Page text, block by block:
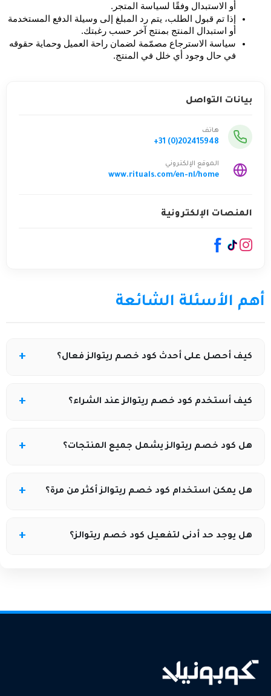
أو الاستبدال وفقًا لسياسة المتجر.
أو استبدال المنتج بمنتج آخر حسب رغبتك.
في حال وجود أي خلل في المنتج.
بيانات التواصل
هاتف
+31 (0)202415948
الموقع الإلكتروني
www.rituals.com/en-nl/home
المنصات الإلكترونية
أهم الأسئلة الشائعة
كيف أحصل على أحدث كود خصم ريتوالز فعال؟
يمكنك متابعة مواقع الكوبونات الموثوقة وصفحات
كيف أستخدم كود خصم ريتوالز عند الشراء؟
أضيفي المنتجات إلى السلة، ثم أدخلي كود الخصم في خانة
هل كود خصم ريتوالز يشمل جميع المنتجات؟
يختلف حسب العرض، بعض الأكواد تشمل فئات محددة
هل يمكن استخدام كود خصم ريتوالز أكثر من مرة؟
غالبًا يكون للاستخدام مرة واحدة لكل حساب، إلا إذا تم
هل يوجد حد أدنى لتفعيل كود خصم ريتوالز؟